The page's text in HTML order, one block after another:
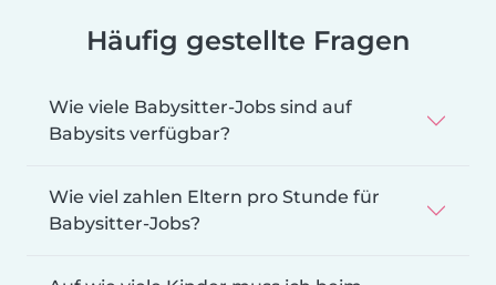
Häufig gestellte Fragen
Wie viele Babysitter-Jobs sind auf
Babysits verfügbar?
Wie viel zahlen Eltern pro Stunde für
Babysitter-Jobs?